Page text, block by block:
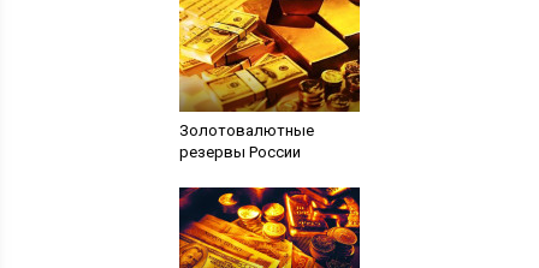
Золотовалютные
резервы России